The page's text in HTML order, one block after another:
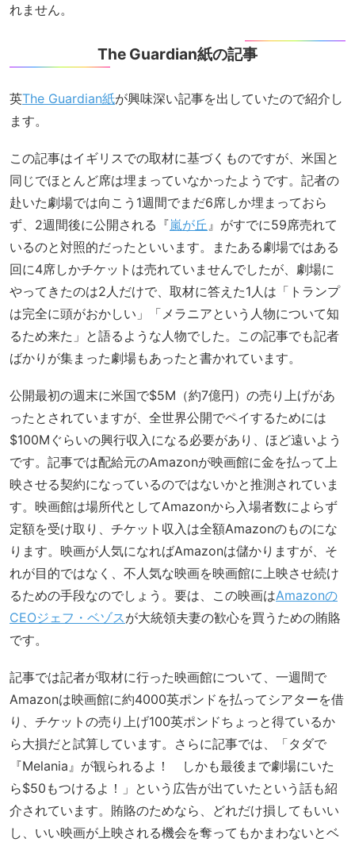
れません。
The Guardian紙の記事
英The Guardian紙が興味深い記事を出していたので紹介し
ます。
この記事はイギリスでの取材に基づくものですが、米国と
同じでほとんど席は埋まっていなかったようです。記者の
赴いた劇場では向こう1週間でまだ6席しか埋まっておら
ず、2週間後に公開される『嵐が丘 』がすでに59席売れて
いるのと対照的だったといいます。またある劇場ではある
回に4席しかチケットは売れていませんでしたが、劇場に
やってきたのは2人だけで、取材に答えた1人は「トランプ
は完全に頭がおかしい」「メラニアという人物について知
るため来た」と語るような人物でした。この記事でも記者
ばかりが集まった劇場もあったと書かれています。
公開最初の週末に米国で$5M（約7億円）の売り上げがあ
ったとされていますが、全世界公開でペイするためには
$100Mぐらいの興行収入になる必要があり、ほど遠いよう
です。記事では配給元のAmazonが映画館に金を払って上
映させる契約になっているのではないかと推測されていま
す。映画館は場所代としてAmazonから入場者数によらず
定額を受け取り、チケット収入は全額Amazonのものにな
ります。映画が人気になればAmazonは儲かりますが、そ
れが目的ではなく、不人気な映画を映画館に上映させ続け
るための手段なのでしょう。要は、この映画はAmazonの
CEOジェフ・ベゾスが大統領夫妻の歓心を買うための賄賂
です。
記事では記者が取材に行った映画館について、一週間で
Amazonは映画館に約4000英ポンドを払ってシアターを借
り、チケットの売り上げ100英ポンドちょっと得ているか
ら大損だと試算しています。さらに記事では、「タダで
『Melania』が観られるよ！ しかも最後まで劇場にいた
ら$50もつけるよ！」という広告が出ていたという話も紹
介されています。賄賂のためなら、どれだけ損してもいい
し、いい映画が上映される機会を奪ってもかまわないとベ